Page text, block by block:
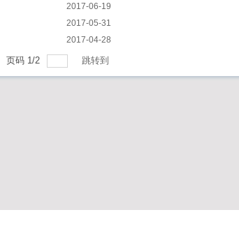
2017-06-19
2017-05-31
2017-04-28
页码 1/2 跳转到